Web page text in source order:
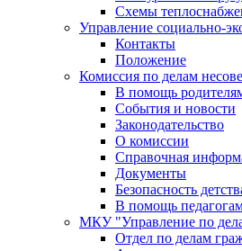
Схемы
Управление социально-
Контакты
Положение
Комиссия по делам
В помощь
События и новости
Законодательство
О комиссии
Справочная
Документы
Безопасность
В помощь
МКУ "Управление по
Отдел по делам